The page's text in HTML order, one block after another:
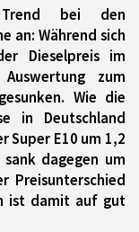
bei den
an: Während sich
Dieselpreis im
zum
Wie die
in Deutschland
E10 um 1,2
dagegen um
Preisunterschied
ist damit auf gut